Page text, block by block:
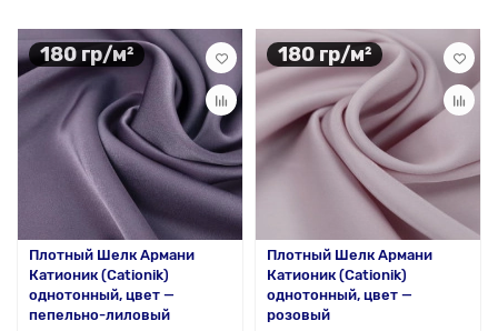
180 гр/м²
Плотный Шелк Армани
Катионик (Cationik)
однотонный, цвет —
пепельно-лиловый
180 гр/м²
Плотный Шелк Армани
Катионик (Cationik)
однотонный, цвет —
розовый